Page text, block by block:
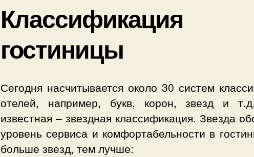
Классификация
гостиницы
Сегодня насчитывается около 30 систем
отелей, например, букв, корон, звезд и
известная – звездная классификация. Звезда
уровень сервиса и комфортабельности в
больше звезд, тем лучше: